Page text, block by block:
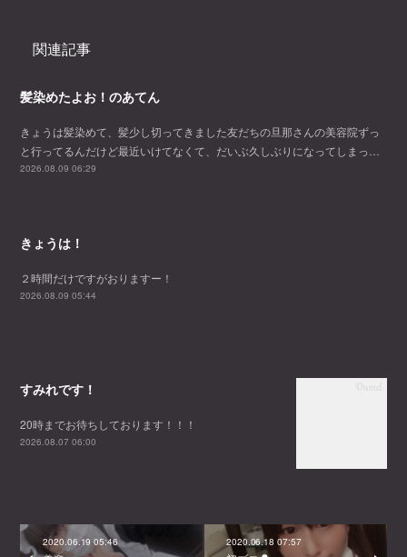
関連記事
髪染めたよお！のあてん
きょうは髪染めて、髪少し切ってきました友だちの旦那さんの美容院ずっ
と行ってるんだけど最近いけてなくて、だいぶ久しぶりになってしまっ…
2026.08.09 06:29
きょうは！
２時間だけですがおりますー！
2026.08.09 05:44
すみれです！
20時までお待ちしております！！！
2026.08.07 06:00
2020.06.19 05:46 2020.06.18 07:57